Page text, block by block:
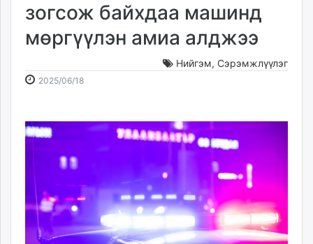
dorgio.mn
caak.mn
Baabar.mn
tovch.mn
mnb.mn
Livetv.mn
Eguur.mn
24tsag.mn
зогсож байхдаа машинд
мөргүүлэн амиа алджээ
Нийгэм, Сэрэмжлүүлэг
2025/06/182025-
11:25:00
2026-
17:02:20